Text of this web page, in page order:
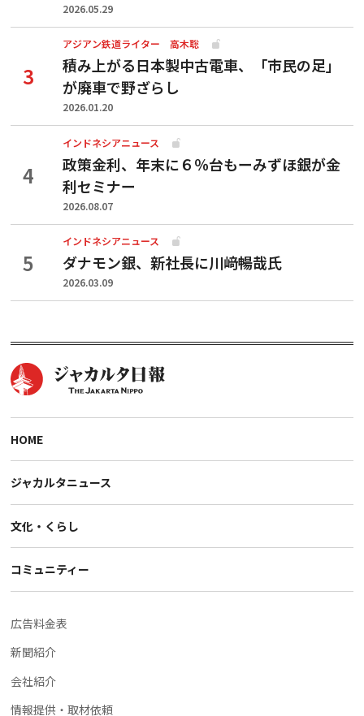
2026.05.29
アジアン鉄道ライター 高木聡
積み上がる日本製中古電車、「市民の足」
が廃車で野ざらし
2026.01.20
インドネシアニュース
政策金利、年末に６％台もーみずほ銀が金
利セミナー
2026.08.07
インドネシアニュース
ダナモン銀、新社長に川﨑暢哉氏
2026.03.09
HOME
ジャカルタニュース
文化・くらし
コミュニティー
広告料金表
新聞紹介
会社紹介
情報提供・取材依頼